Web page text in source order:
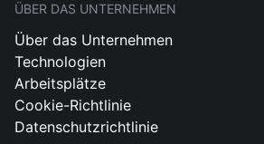
ÜBER DAS UNTERNEHMEN
Über das Unternehmen
Technologien
Arbeitsplätze
Cookie-Richtlinie
Datenschutzrichtlinie